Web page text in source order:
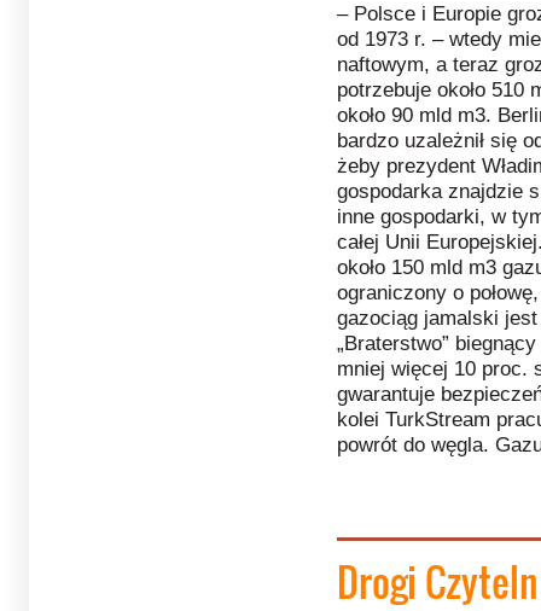
– Polsce i Europie
od 1973 r. – wtedy
naftowym, a teraz
potrzebuje około 510
około 90 mld m3.
bardzo uzależnił się
żeby prezydent
gospodarka znajdzie
inne gospodarki, w
całej Unii
około 150 mld m3
ograniczony o
gazociąg jamalski
„Braterstwo”
mniej więcej 10 proc.
gwarantuje
kolei TurkStream
powrót do węgla.
Drogi